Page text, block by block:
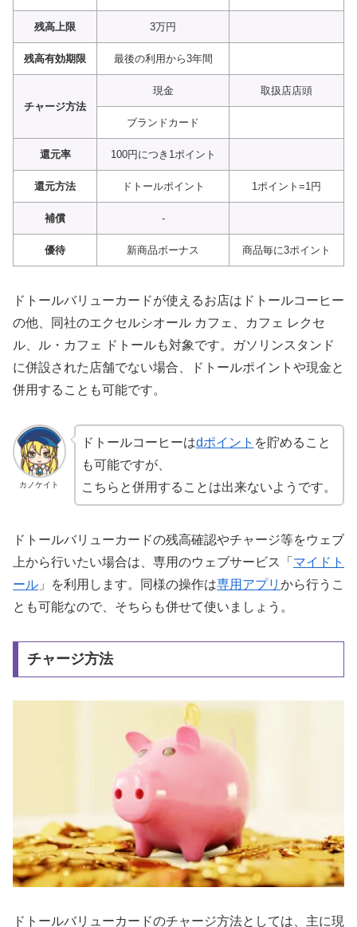
残高上限 3万円
残高有効期限 最後の利用から3年間
チャージ方法
現金 取扱店店頭
ブランドカード
還元率 100円につき1ポイント
還元方法 ドトールポイント 1ポイント=1円
補償 -
優待 新商品ボーナス 商品毎に3ポイント
ドトールバリューカードが使えるお店はドトールコーヒー
の他、同社のエクセルシオール カフェ、カフェ レクセ
ル、ル・カフェ ドトールも対象です。ガソリンスタンド
に併設された店舗でない場合、ドトールポイントや現金と
併用することも可能です。
カノケイト
ドトールコーヒーはdポイント を貯めること
も可能ですが、
こちらと併用することは出来ないようです。
ドトールバリューカードの残高確認やチャージ等をウェブ
上から行いたい場合は、専用のウェブサービス「 マイドト
ール 」を利用します。同様の操作は専用アプリ から行うこ
とも可能なので、そちらも併せて使いましょう。
チャージ方法
ドトールバリューカードのチャージ方法としては、主に現